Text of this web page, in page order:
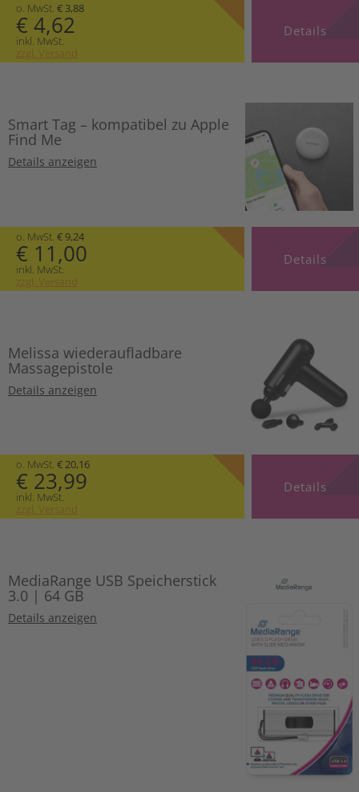
o. MwSt. € 3,88
€ 4,62
inkl. MwSt.
zzgl. Versand
Details
Smart Tag – kompatibel zu Apple
Find Me
Details anzeigen
o. MwSt. € 9,24
€ 11,00
inkl. MwSt.
zzgl. Versand
Details
Melissa wiederaufladbare
Massagepistole
Details anzeigen
o. MwSt. € 20,16
€ 23,99
inkl. MwSt.
zzgl. Versand
Details
MediaRange USB Speicherstick
3.0 | 64 GB
Details anzeigen